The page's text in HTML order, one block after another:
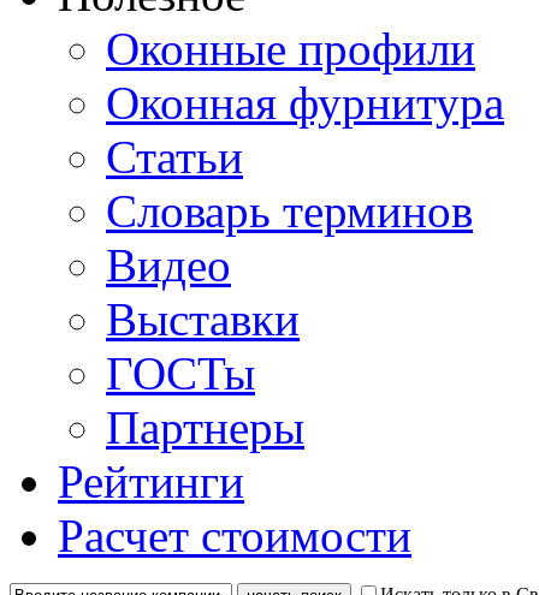
Оконные профили
Оконная фурнитура
Статьи
Словарь терминов
Видео
Выставки
ГОСТы
Партнеры
Рейтинги
Расчет стоимости